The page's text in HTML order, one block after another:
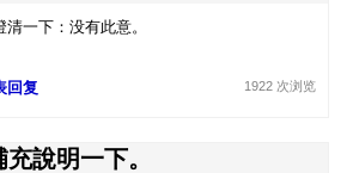
清一下：没有此意。
回复 1922 次浏览
充說明一下。